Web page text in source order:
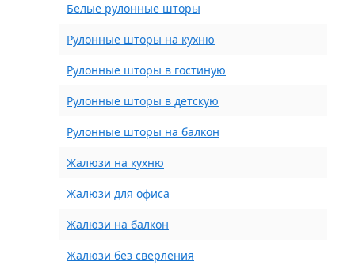
Белые рулонные шторы
Рулонные шторы на кухню
Рулонные шторы в гостиную
Рулонные шторы в детскую
Рулонные шторы на балкон
Жалюзи на кухню
Жалюзи для офиса
Жалюзи на балкон
Жалюзи без сверления